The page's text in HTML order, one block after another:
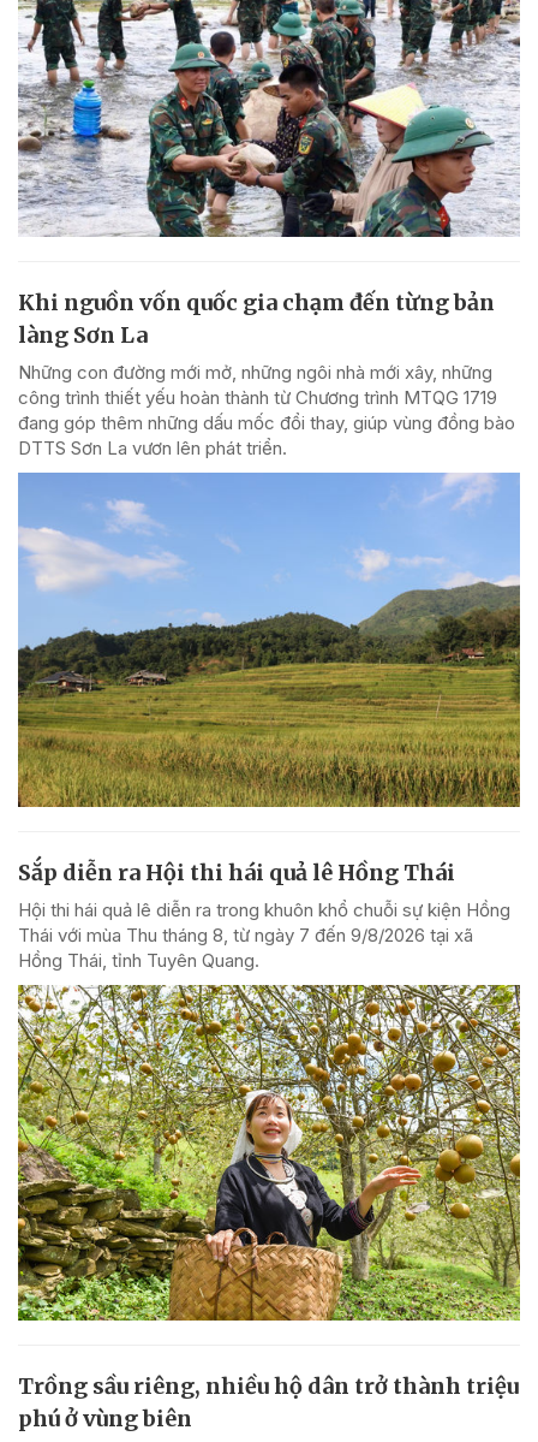
Khi nguồn vốn quốc gia chạm đến từng bản
làng Sơn La
Những con đường mới mở, những ngôi nhà mới xây, những
công trình thiết yếu hoàn thành từ Chương trình MTQG 1719
đang góp thêm những dấu mốc đổi thay, giúp vùng đồng bào
DTTS Sơn La vươn lên phát triển.
Sắp diễn ra Hội thi hái quả lê Hồng Thái
Hội thi hái quả lê diễn ra trong khuôn khổ chuỗi sự kiện Hồng
Thái với mùa Thu tháng 8, từ ngày 7 đến 9/8/2026 tại xã
Hồng Thái, tỉnh Tuyên Quang.
Trồng sầu riêng, nhiều hộ dân trở thành triệu
phú ở vùng biên